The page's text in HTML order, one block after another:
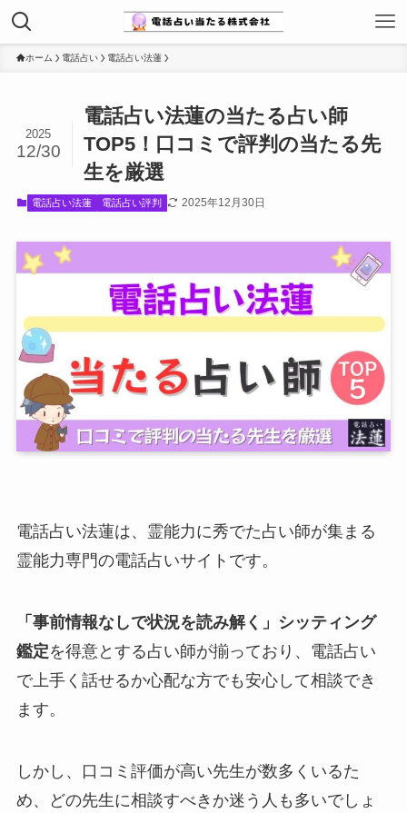
ホーム 電話占い 電話占い法蓮
電話占い法蓮の当たる占い師
TOP5！口コミで評判の当たる先
生を厳選
2025
12/30
電話占い法蓮 電話占い評判 2025年12月30日
電話占い法蓮は、霊能力に秀でた占い師が集まる
霊能力専門の電話占いサイトです。
「事前情報なしで状況を読み解く」シッティング
鑑定を得意とする占い師が揃っており、電話占い
で上手く話せるか心配な方でも安心して相談でき
ます。
しかし、口コミ評価が高い先生が数多くいるた
め、どの先生に相談すべきか迷う人も多いでしょ